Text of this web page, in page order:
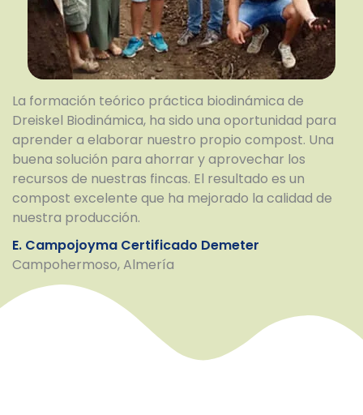
La formación teórico práctica biodinámica de
Dreiskel Biodinámica, ha sido una oportunidad para
aprender a elaborar nuestro propio compost. Una
buena solución para ahorrar y aprovechar los
recursos de nuestras fincas. El resultado es un
compost excelente que ha mejorado la calidad de
nuestra producción.
E. Campojoyma Certificado Demeter
Campohermoso, Almería